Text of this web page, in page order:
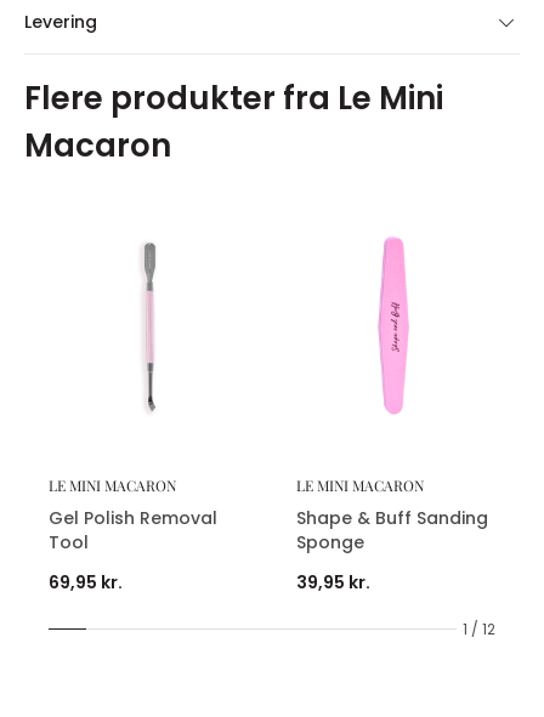
Levering
Flere produkter fra Le Mini
Macaron
1 / 12
LE MINI MACARON
Gel Polish Removal
Tool
69,95 kr.
LE MINI MACARON
Shape & Buff Sanding
Sponge
39,95 kr.